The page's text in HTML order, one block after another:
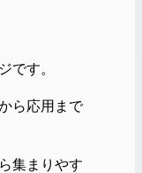
です。
ら応用まで
集まりやす